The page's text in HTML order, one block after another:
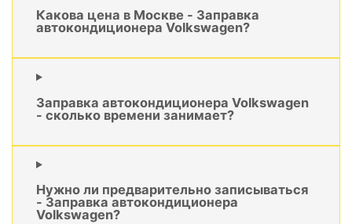
Какова цена в Москве - Заправка
автокондиционера Volkswagen?
Заправка автокондиционера Volkswagen
- сколько времени занимает?
Нужно ли предварительно записываться
- Заправка автокондиционера
Volkswagen?